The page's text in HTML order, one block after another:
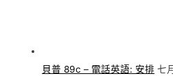
貝普 89c – 電話英語: 安排 七